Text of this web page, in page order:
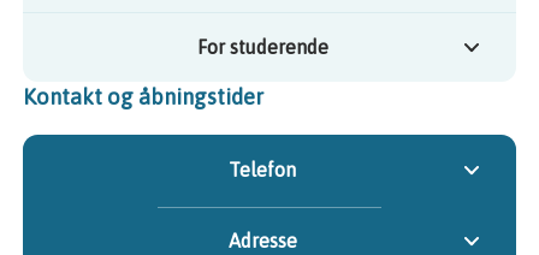
For studerende
Kontakt og åbningstider
Telefon
Adresse